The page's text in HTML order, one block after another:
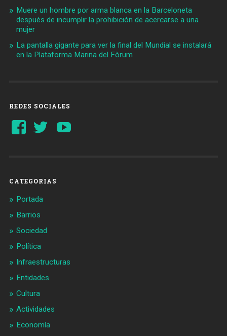
Muere un hombre por arma blanca en la Barceloneta
después de incumplir la prohibición de acercarse a una
mujer
La pantalla gigante para ver la final del Mundial se instalará
en la Plataforma Marina del Fòrum
REDES SOCIALES
Ver
perfil
Ver
perfil
CATEGORIAS
Portada
Barrios
Sociedad
Política
Infraestructuras
Entidades
Cultura
Actividades
Economía